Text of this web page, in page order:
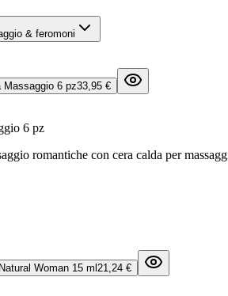
& feromoni
Massaggio 6 pz33,95 €
6 pz
romantiche con cera calda per
Woman 15 ml 21,24 €